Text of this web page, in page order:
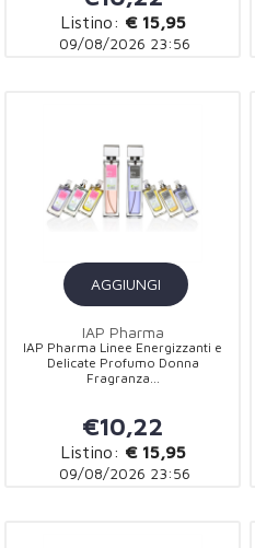
Listino: € 15,95
09/08/2026 23:56
AGGIUNGI
IAP Pharma
IAP Pharma Linee Energizzanti e
Delicate Profumo Donna
Fragranza...
€10,22
Listino: € 15,95
09/08/2026 23:56